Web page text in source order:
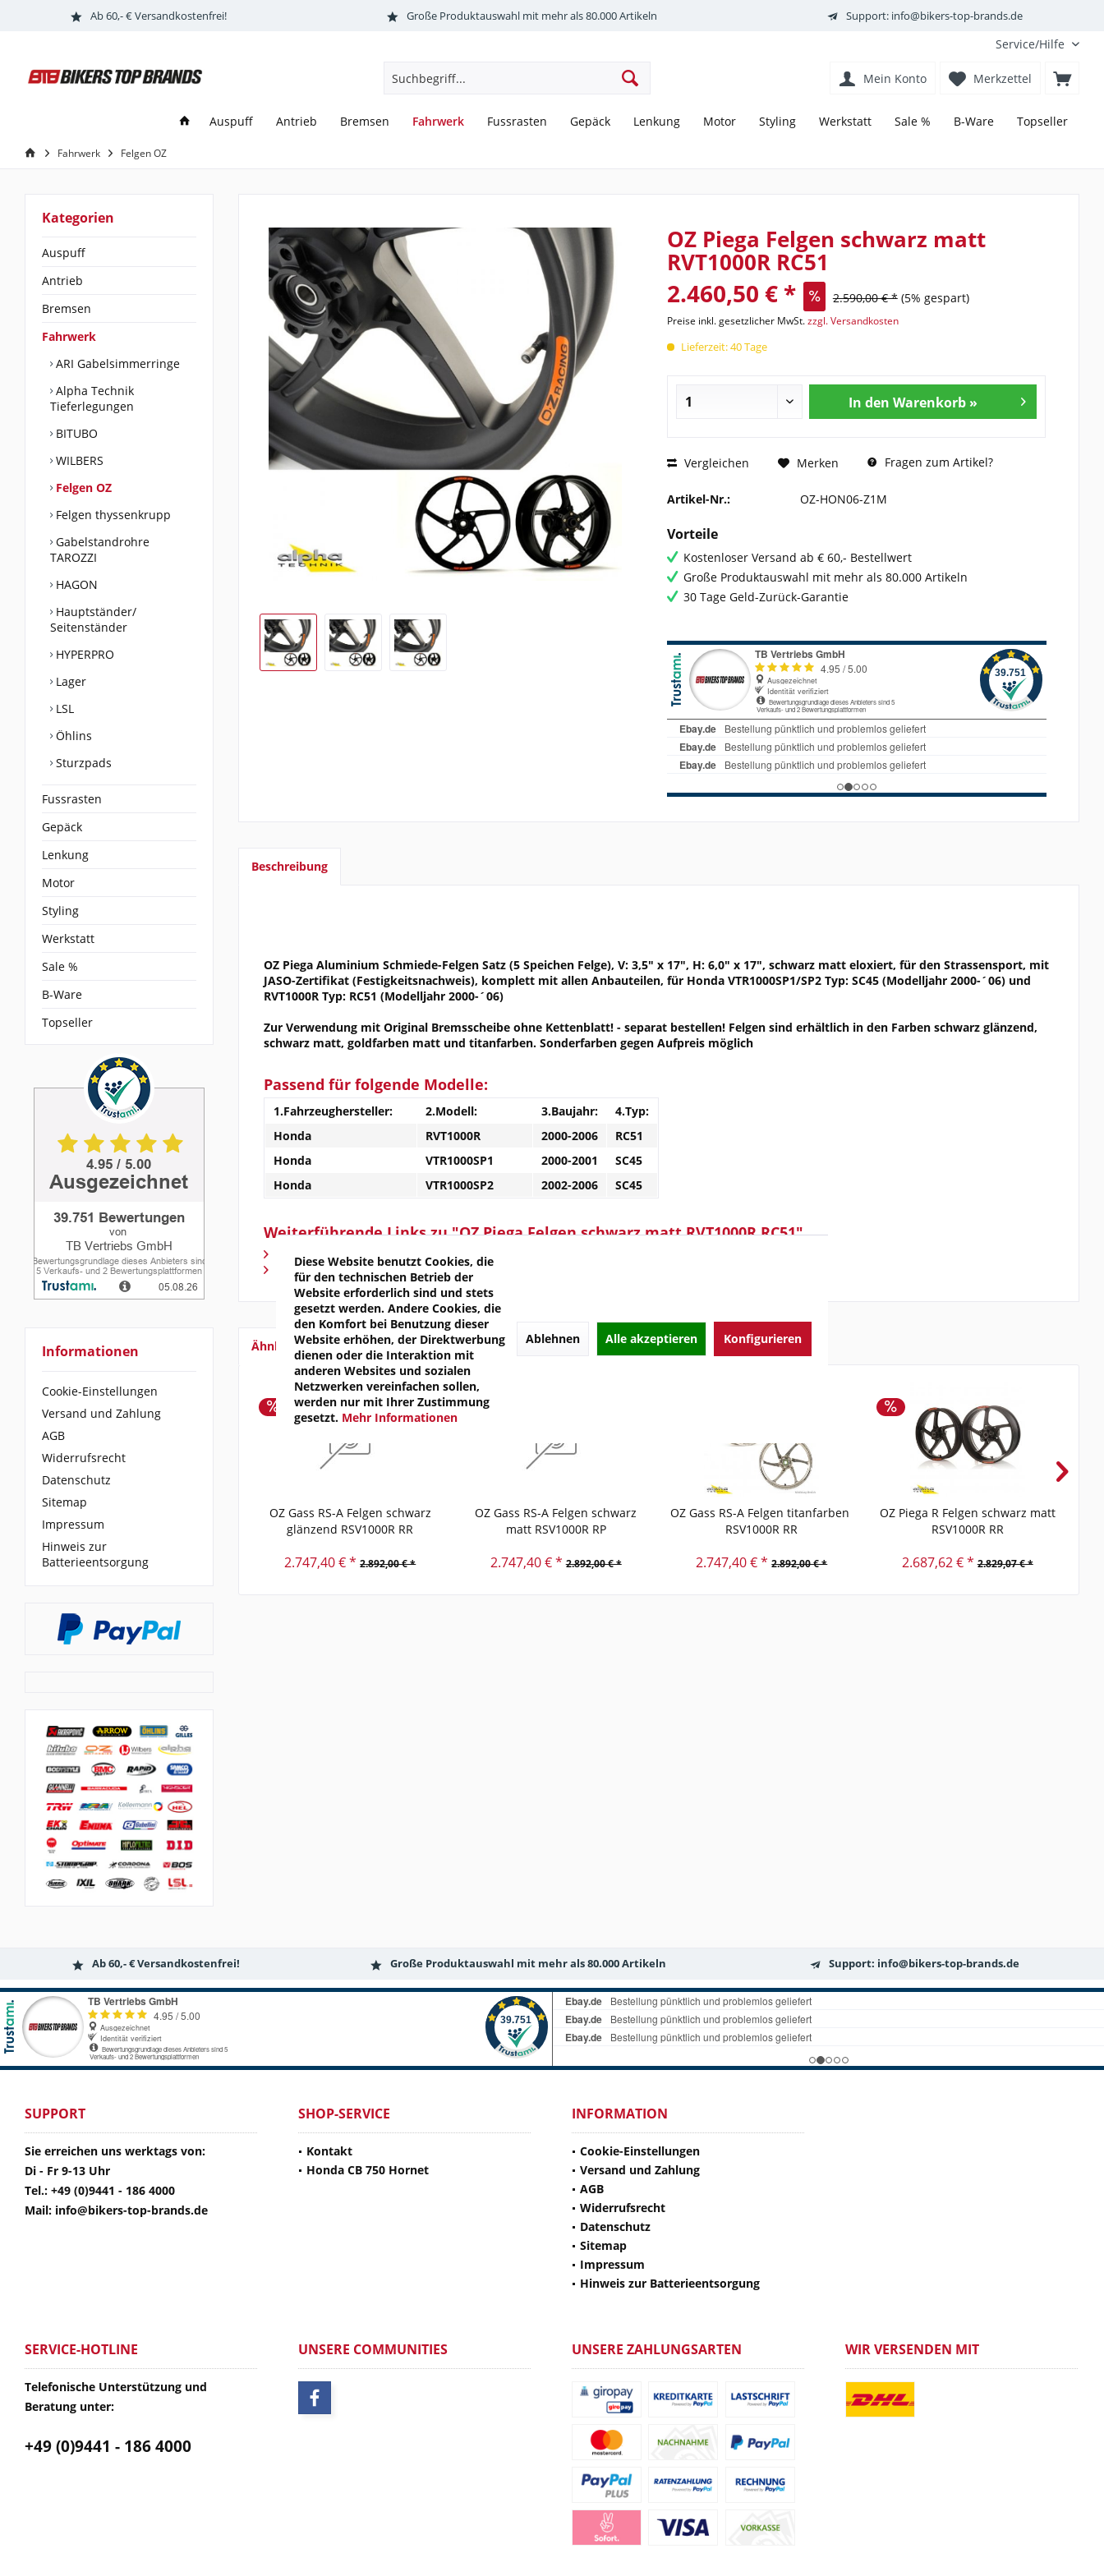
Ab 60,- € Versandkostenfrei! Große Produktauswahl mit mehr als 80.000 Artikeln Support: info@bikers-top-brands.de
Service/Hilfe
Merkzettel
Mein Konto
Auspuff Antrieb Bremsen Fahrwerk Fussrasten Gepäck Lenkung Motor Styling Werkstatt Sale % B-Ware Topseller
Fahrwerk Felgen OZ
Kategorien
Auspuff
Antrieb
Bremsen
Fahrwerk
ARI Gabelsimmerringe
Alpha Technik
Tieferlegungen
BITUBO
WILBERS
Felgen OZ
Felgen thyssenkrupp
Gabelstandrohre
TAROZZI
HAGON
Hauptständer/
Seitenständer
HYPERPRO
Lager
LSL
Öhlins
Sturzpads
Fussrasten
Gepäck
Lenkung
Motor
Styling
Werkstatt
Sale %
B-Ware
Topseller
Informationen
Cookie-Einstellungen
Versand und Zahlung
AGB
Widerrufsrecht
Datenschutz
Sitemap
Impressum
Hinweis zur
Batterieentsorgung
OZ Piega Felgen schwarz matt
RVT1000R RC51
2.460,50 € * 2.590,00 € * (5% gespart)
Preise inkl. gesetzlicher MwSt.zzgl. Versandkosten
Lieferzeit: 40 Tage
In den Warenkorb »
Vergleichen Merken Fragen zum Artikel?
Artikel-Nr.: OZ-HON06-Z1M
Vorteile
Kostenloser Versand ab € 60,- Bestellwert
Große Produktauswahl mit mehr als 80.000 Artikeln
30 Tage Geld-Zurück-Garantie
Beschreibung
OZ Piega Aluminium Schmiede-Felgen Satz (5 Speichen Felge), V: 3,5" x 17", H: 6,0" x 17", schwarz matt eloxiert, für den Strassensport, mit
JASO-Zertifikat (Festigkeitsnachweis), komplett mit allen Anbauteilen, für Honda VTR1000SP1/SP2 Typ: SC45 (Modelljahr 2000-´06) und
RVT1000R Typ: RC51 (Modelljahr 2000-´06)
Zur Verwendung mit Original Bremsscheibe ohne Kettenblatt! - separat bestellen! Felgen sind erhältlich in den Farben schwarz glänzend,
schwarz matt, goldfarben matt und titanfarben. Sonderfarben gegen Aufpreis möglich
Passend für folgende Modelle:
1.Fahrzeughersteller: 2.Modell: 3.Baujahr:
4.Typ:
Honda
RVT1000R 2000-2006
RC51
Honda
VTR1000SP1 2000-2001
SC45
Honda
VTR1000SP2 2002-2006 SC45
Weiterführende Links zu "OZ Piega Felgen schwarz matt RVT1000R RC51"
Fragen zum Artikel?
Weitere Artikel von OZ
Ähnliche Artikel
OZ Gass RS-A Felgen schwarz
glänzend RSV1000R RR
2.747,40 € * 2.892,00 € *
OZ Gass RS-A Felgen schwarz
matt RSV1000R RP
2.747,40 € * 2.892,00 € *
OZ Gass RS-A Felgen titanfarben
RSV1000R RR
2.747,40 € * 2.892,00 € *
OZ Piega R Felgen schwarz matt
RSV1000R RR
2.687,62 € * 2.829,07 € *
Ab 60,- € Versandkostenfrei! Große Produktauswahl mit mehr als 80.000 Artikeln Support: info@bikers-top-brands.de
SUPPORT
Sie erreichen uns werktags von:
Di - Fr 9-13 Uhr
Tel.: +49 (0)9441 - 186 4000
Mail: info@bikers-top-brands.de
SHOP-SERVICE
Kontakt
Honda CB 750 Hornet
INFORMATION
Cookie-Einstellungen
Versand und Zahlung
AGB
Widerrufsrecht
Datenschutz
Sitemap
Impressum
Hinweis zur Batterieentsorgung
SERVICE-HOTLINE
Telefonische Unterstützung und
Beratung unter:
+49 (0)9441 - 186 4000
UNSERE COMMUNITIES UNSERE ZAHLUNGSARTEN WIR VERSENDEN MIT
Diese Website benutzt Cookies, die
für den technischen Betrieb der
Website erforderlich sind und stets
gesetzt werden. Andere Cookies, die
den Komfort bei Benutzung dieser
Website erhöhen, der Direktwerbung
dienen oder die Interaktion mit
anderen Websites und sozialen
Netzwerken vereinfachen sollen,
werden nur mit Ihrer Zustimmung
gesetzt. Mehr Informationen
Ablehnen Alle akzeptieren Konfigurieren